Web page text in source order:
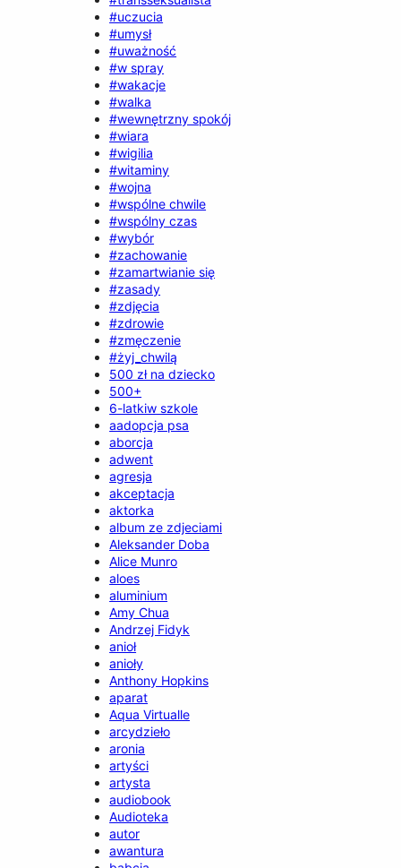
#uczucia
#umysł
#uważność
#w spray
#wakacje
#walka
#wewnętrzny spokój
#wiara
#wigilia
#witaminy
#wojna
#wspólne chwile
#wspólny czas
#wybór
#zachowanie
#zamartwianie się
#zasady
#zdjęcia
#zdrowie
#zmęczenie
#żyj_chwilą
500 zł na dziecko
500+
6-latkiw szkole
aadopcja psa
aborcja
adwent
agresja
akceptacja
aktorka
album ze zdjeciami
Aleksander Doba
Alice Munro
aloes
aluminium
Amy Chua
Andrzej Fidyk
anioł
anioły
Anthony Hopkins
aparat
Aqua Virtualle
arcydzieło
aronia
artyści
artysta
audiobook
Audioteka
autor
awantura